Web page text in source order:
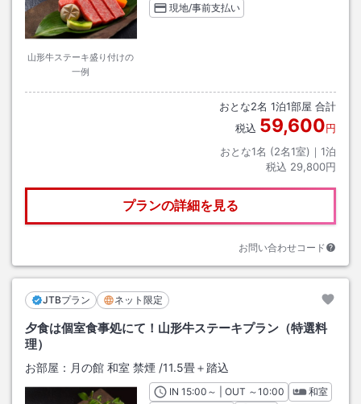
山形牛ステーキ盛り付けの
一例
現地/事前支払い
おとな2名 1泊1部屋 合計
税込 59,600円
おとな1名 (2名1室)｜ 1泊
税込 29,800円
プランの詳細を見る
お問い合わせコード
JTBプラン ネット限定
夕食は個室食事処にて！山形牛ステーキプラン（特選料
理）
お部屋： 月の館 和室 禁煙 /11.5畳＋踏込
INチェックイン
15:00 ～ | OUT チェックアウト
～10:00
和室